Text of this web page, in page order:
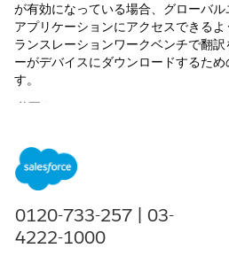
が有効になっている場合、グローバ
アプリケーションにアクセスできる
ランスレーションワークベンチで翻
ーがデバイスにダウンロードするた
す。
必要なエディション
使用可能なインターフェース:
使用可能なエディション: Life
Sciences Customer Engagement管
EnterpriseEditionおよび
0120-733-257 | 03-
4222-1000